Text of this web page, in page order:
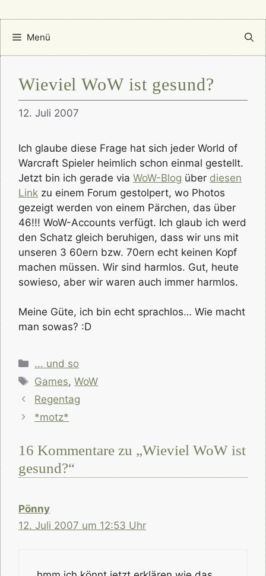
Menü
Wieviel WoW ist gesund?
12. Juli 2007
Ich glaube diese Frage hat sich jeder World of
Warcraft Spieler heimlich schon einmal gestellt.
Jetzt bin ich gerade via WoW-Blog über diesen
Link zu einem Forum gestolpert, wo Photos
gezeigt werden von einem Pärchen, das über
46!!! WoW-Accounts verfügt. Ich glaub ich werd
den Schatz gleich beruhigen, dass wir uns mit
unseren 3 60ern bzw. 70ern echt keinen Kopf
machen müssen. Wir sind harmlos. Gut, heute
sowieso, aber wir waren auch immer harmlos.
Meine Güte, ich bin echt sprachlos… Wie macht
man sowas? :D
Kategorien
... und so
Schlagwörter
Games,WoW
Regentag
*motz*
16 Kommentare zu „Wieviel WoW ist
gesund?“
Pönny
12. Juli 2007 um 12:53 Uhr